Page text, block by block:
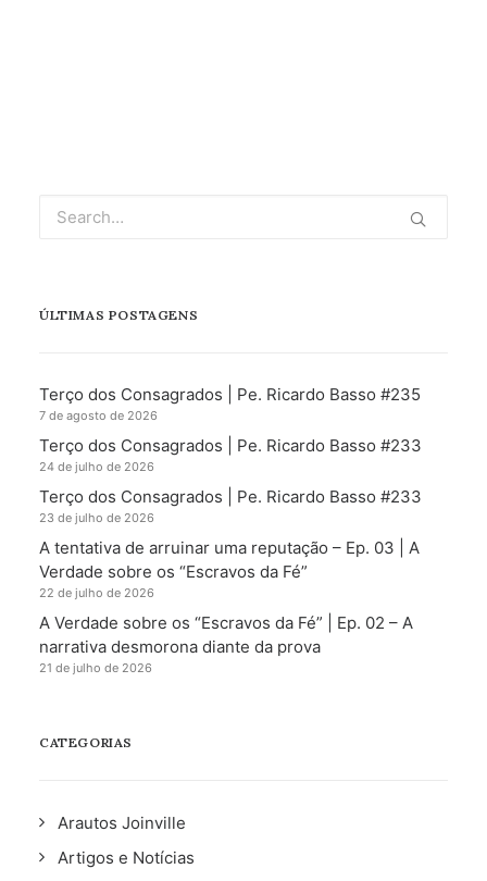
ÚLTIMAS POSTAGENS
Terço dos Consagrados | Pe. Ricardo Basso #235
7 de agosto de 2026
Terço dos Consagrados | Pe. Ricardo Basso #233
24 de julho de 2026
Terço dos Consagrados | Pe. Ricardo Basso #233
23 de julho de 2026
A tentativa de arruinar uma reputação – Ep. 03 | A
Verdade sobre os “Escravos da Fé”
22 de julho de 2026
A Verdade sobre os “Escravos da Fé” | Ep. 02 – A
narrativa desmorona diante da prova
21 de julho de 2026
CATEGORIAS
Arautos Joinville
Artigos e Notícias